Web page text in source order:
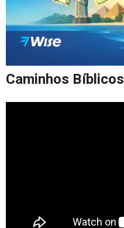
Caminhos Bíblicos